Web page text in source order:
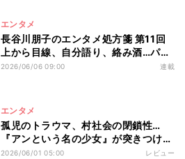
エンタメ
長谷川朋子のエンタメ処方箋 第11回
上から目線、自分語り、絡み酒…パワ
ハラ体質の上司が「厄介」な人へ――
2026/06/06 09:00 連載
エンタメ
孤児のトラウマ、村社会の閉鎖性…
『アンという名の少女』が突きつける
カナダの名作『赤毛のアン』が本当に
2026/06/01 05:00 レビュー